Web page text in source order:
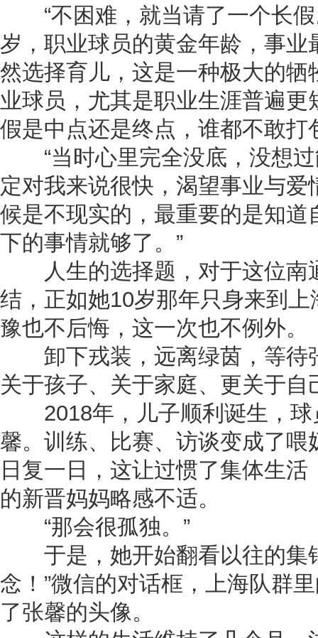
“不困难，就当请了一个长假
岁，职业球员的黄金年龄，事业
然选择育儿，这是一种极大的牺
业球员，尤其是职业生涯普遍
假是中点还是终点，谁都不敢打
“当时心里完全没底，没想过
定对我来说很快，渴望事业与
候是不现实的，最重要的是知道
下的事情就够了。”
人生的选择题，对于这位南
结，正如她10岁那年只身来到
豫也不后悔，这一次也不例外。
卸下戎装，远离绿茵，等待
关于孩子、关于家庭、更关于自
2018年，儿子顺利诞生，球
馨。训练、比赛、访谈变成了
日复一日，这让过惯了集体生
的新晋妈妈略感不适。
“那会很孤独。”
于是，她开始翻看以往的集
念！”微信的对话框，上海队群
了张馨的头像。